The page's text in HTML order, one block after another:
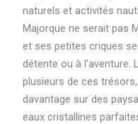
naturels et activités
Majorque ne serait pas
et ses petites criques
détente ou à l’aventure.
plusieurs de ces
davantage sur des
eaux cristallines